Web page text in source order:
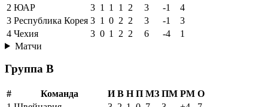
2 ЮАР 3 1 1 1 2 3 -1
4
3 Республика Корея 3 1 0 2 2 3 -1
3
4 Чехия 3 0 1 2 2 6 -4
1
Матчи
Группа B
# Команда И В Н П МЗ ПМ РМ О